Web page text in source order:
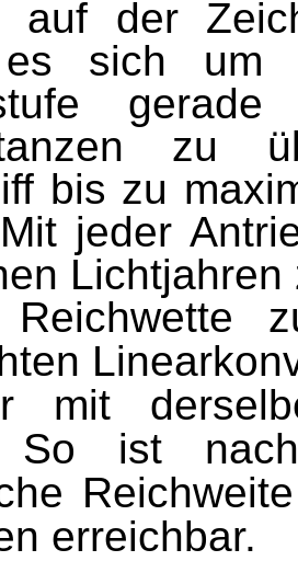
auf der
sich um
zu
bis zu
jeder
Lichtjahren
mit
So ist
erreichbar.